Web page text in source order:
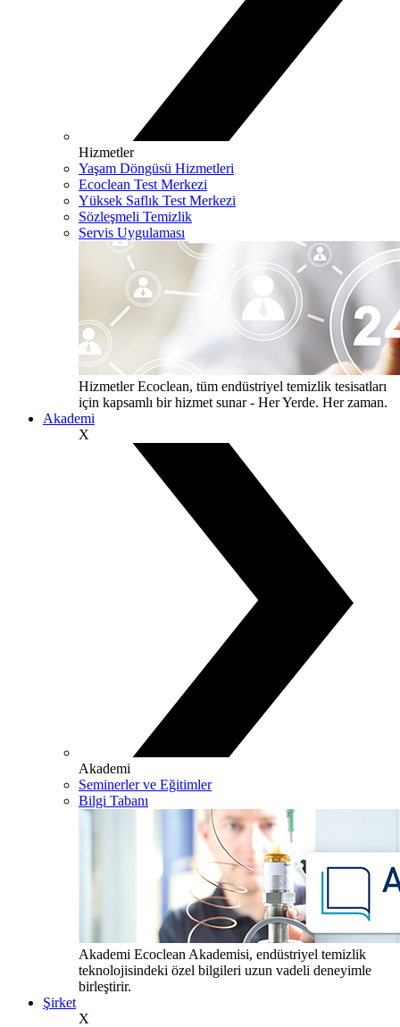
Hizmetler
Yaşam Döngüsü Hizmetleri
Ecoclean Test Merkezi
Yüksek Saflık Test Merkezi
Sözleşmeli Temizlik
Servis Uygulaması
HizmetlerEcoclean, tüm endüstriyel temizlik tesisatları
için kapsamlı bir hizmet sunar - Her Yerde. Her zaman.
Akademi
X
Akademi
Seminerler ve Eğitimler
Bilgi Tabanı
Akademi Ecoclean Akademisi, endüstriyel temizlik
teknolojisindeki özel bilgileri uzun vadeli deneyimle
birleştirir.
Şirket
X